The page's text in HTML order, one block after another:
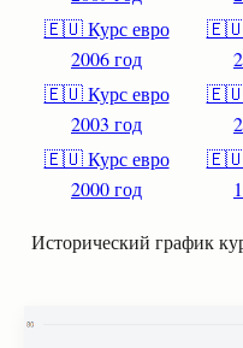
🇪🇺 Курс евро
2006 год
🇪🇺
🇪🇺 Курс евро
2003 год
🇪🇺
🇪🇺 Курс евро
2000 год
🇪🇺
Исторический график